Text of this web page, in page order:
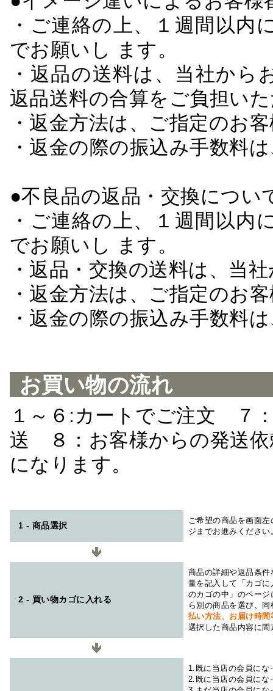
・ご連絡の上、１週間以
でお願いし ます。
・返品の送料は、当社か
返品送料の合算をご負担い
・返金方法は、ご指定のお
・返金の際の振込み手数料
●不良品の返品・交換につい
・ご連絡の上、１週間以
でお願いし ます。
・返品・交換の送料は、当
・返金方法は、ご指定のお
・返金の際の振込み手数料
お買い物の流れ
１～６:カートでご注文 ７
送 ８：お客様からの発送
になります。
1 - 商品選択
ご希望の商品を画面
ジまでお進みください
2 - 買い物カゴに入れる
商品の詳細や返品条
量を記入して「カゴ
のカゴの中」のペー
ら別の商品を選び、
払い方法、お届け時
選択した商品内容に
1.既に当店の会員にな
2.既に当店の会員にな